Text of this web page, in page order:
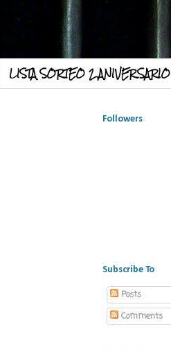
LISTA SORTEO 2 ANIVERSARIO
Followers
Subscribe To
Posts
Comments